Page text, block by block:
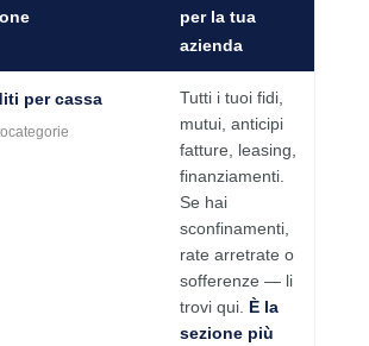
per la tua
azienda
per cassa
Tutti i tuoi fidi,
mutui, anticipi
fatture, leasing,
finanziamenti.
Se hai
sconfinamenti,
rate arretrate o
sofferenze — li
trovi qui. È la
sezione più